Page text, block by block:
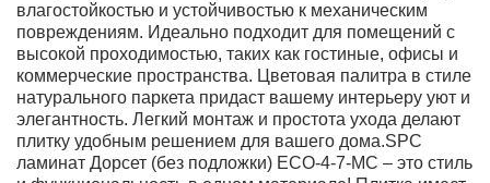
влагостойкостью и устойчивостью к механическим
повреждениям. Идеально подходит для помещений с
высокой проходимостью, таких как гостиные, офисы и
коммерческие пространства. Цветовая палитра в стиле
натурального паркета придаст вашему интерьеру уют и
элегантность. Легкий монтаж и простота ухода делают
плитку удобным решением для вашего дома.SPC
ламинат Дорсет (без подложки) ECO-4-7-MC – это стиль